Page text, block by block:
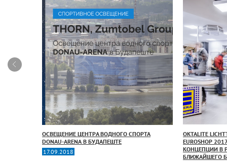
ОСВЕЩЕНИЕ ЦЕНТРА ВОДНОГО СПОРТА
DONAU-ARENA В БУДАПЕШТЕ
17.09.2018
OKTALITE
EUROSHOP
КОНЦЕПЦИИ В
БЛИЖАЙШЕГО